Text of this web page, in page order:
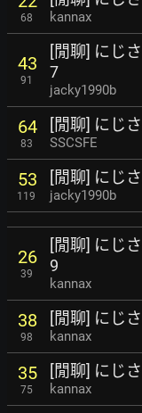
68 kannax
43
91
[閒聊] にじ
7
jacky1990b
64
83
[閒聊] にじ
SSCSFE
53
119
[閒聊] にじ
jacky1990b
26
39
[閒聊] にじ
9
kannax
38
98
[閒聊] にじ
kannax
35
75
[閒聊] にじ
kannax